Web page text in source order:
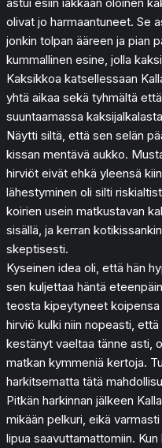
olivat jo harmaantuneet. Se
jonkin tolpan ääreen ja pian
kummallinen esine, jolla
Kaksikkoa katsellessaan
yhtä aikaa sekä tyhmältä
suuntaamassa
Näytti siltä, että sen selän
kissan mentävä aukko.
hirviöt eivät ehkä yleensä
lähestyminen oli silti
koirien usein matkustavan
sisällä, ja kerran
skeptisesti.
Kyseinen idea oli, että hän
sen kuljettaa häntä
teosta kipeytyneet
hirviö kulki niin nopeasti, että
kestänyt vaeltaa tänne asti,
matkan kymmeniä kertoja.
harkitsematta tätä
Pitkän harkinnan jälkeen
mikään pelkuri, eikä
lipua saavuttamattomiin.